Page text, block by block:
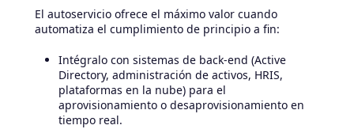
El autoservicio ofrece el máximo valor cuando
automatiza el cumplimiento de principio a fin:
Intégralo con sistemas de back-end (Active
Directory, administración de activos, HRIS,
plataformas en la nube) para el
aprovisionamiento o desaprovisionamiento en
tiempo real.